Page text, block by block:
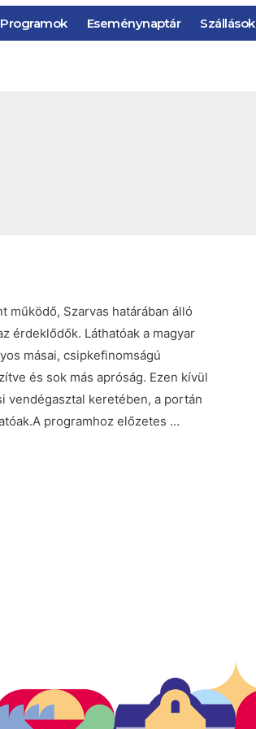
Programok Eseménynaptár Szállások
működő, Szarvas határában álló
érdeklődők. Láthatóak a magyar
másai, csipkefinomságú
és sok más apróság. Ezen kívül
vendégasztal keretében, a portán
programhoz előzetes …